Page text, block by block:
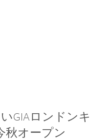
GIAロンドンキ
秋オープン